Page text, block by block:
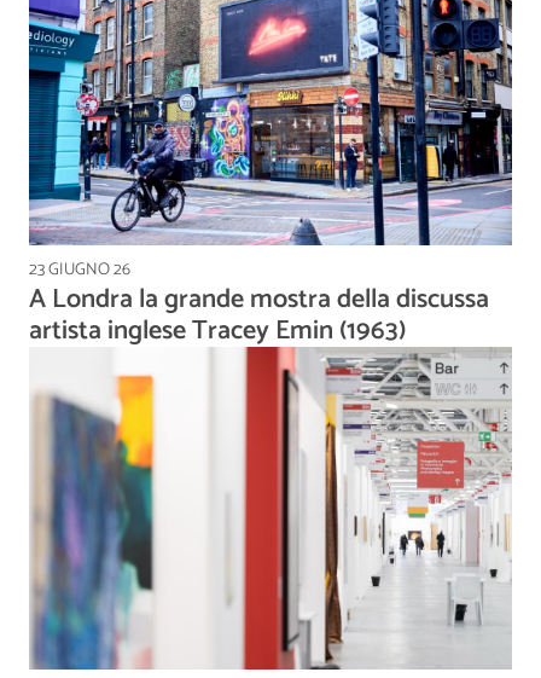
23 GIUGNO 26
A Londra la grande mostra della discussa
artista inglese Tracey Emin (1963)